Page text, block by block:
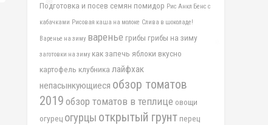
Подготовка и посев семян помидор Рис Анкл Бенс с
кабачками Рисовая каша на молоке Слива в шоколаде!
Варенье на зиму варенье грибы грибы на зиму
заготовки на зиму как запечь яблоки вкусно
картофель клубника лайфхак
непасынкующиеся обзор томатов
2019 обзор томатов в теплице овощи
огурец огурцы открытый грунт перец